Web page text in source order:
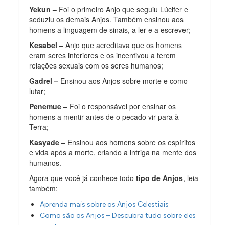
Yekun – Foi o primeiro Anjo que seguiu Lúcifer e
seduziu os demais Anjos. Também ensinou aos
homens a linguagem de sinais, a ler e a escrever;
Kesabel – Anjo que acreditava que os homens
eram seres inferiores e os incentivou a terem
relações sexuais com os seres humanos;
Gadrel – Ensinou aos Anjos sobre morte e como
lutar;
Penemue – Foi o responsável por ensinar os
homens a mentir antes de o pecado vir para à
Terra;
Kasyade – Ensinou aos homens sobre os espíritos
e vida após a morte, criando a intriga na mente dos
humanos.
Agora que você já conhece todotipo de Anjos, leia
também:
Aprenda mais sobre os Anjos Celestiais
Como são os Anjos – Descubra tudo sobre eles